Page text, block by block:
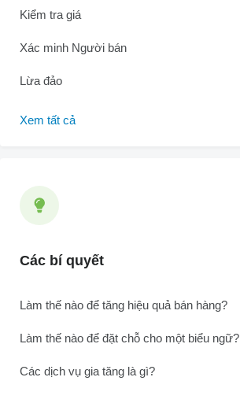
Kiểm tra giá
Xác minh Người bán
Lừa đảo
Xem tất cả
Các bí quyết
Làm thế nào để tăng hiệu quả bán hàng?
Làm thế nào để đặt chỗ cho một biểu ngữ?
Các dịch vụ gia tăng là gì?